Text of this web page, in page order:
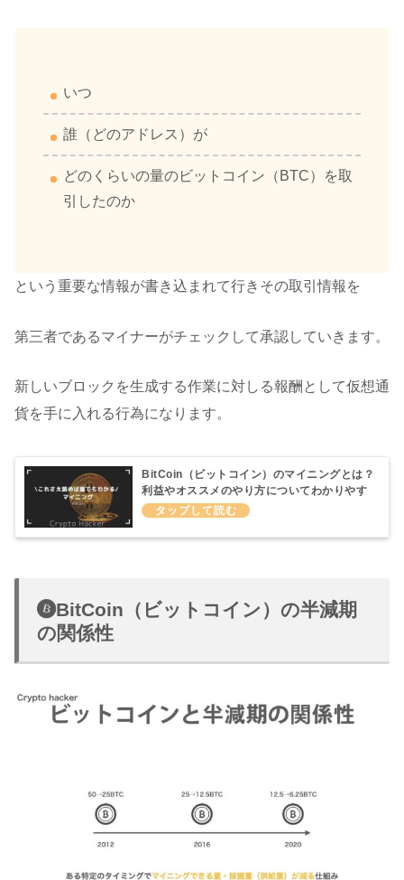
いつ
誰（どのアドレス）が
どのくらいの量のビットコイン（BTC）を取
引したのか
という重要な情報が書き込まれて行きその取引情報を
第三者であるマイナーがチェックして承認していきます。
新しいブロックを生成する作業に対しる報酬として仮想通
貨を手に入れる行為になります。
BitCoin（ビットコイン）のマイニングとは？
利益やオススメのやり方についてわかりやす
く説明してみた
BitCoin（ビットコイン）の半減期
の関係性